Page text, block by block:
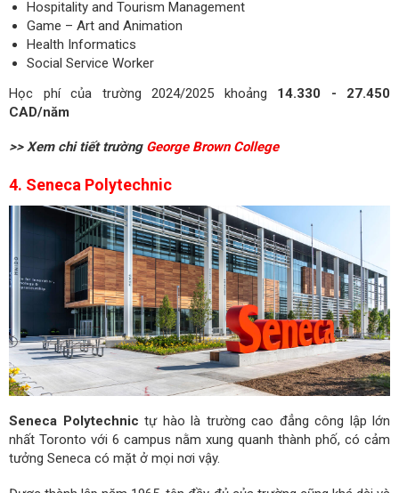
Hospitality and Tourism Management
Game – Art and Animation
Health Informatics
Social Service Worker
Học phí của trường 2024/2025 khoảng 14.330 - 27.450
CAD/năm
>> Xem chi tiết trường George Brown College
4. Seneca Polytechnic
Seneca Polytechnic tự hào là trường cao đẳng công lập lớn
nhất Toronto với 6 campus nằm xung quanh thành phố, có cảm
tưởng Seneca có mặt ở mọi nơi vậy.